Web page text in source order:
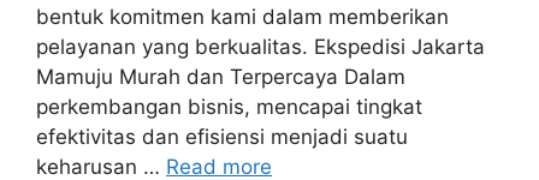
bentuk komitmen kami dalam memberikan
pelayanan yang berkualitas. Ekspedisi Jakarta
Mamuju Murah dan Terpercaya Dalam
perkembangan bisnis, mencapai tingkat
efektivitas dan efisiensi menjadi suatu
keharusan … Read more